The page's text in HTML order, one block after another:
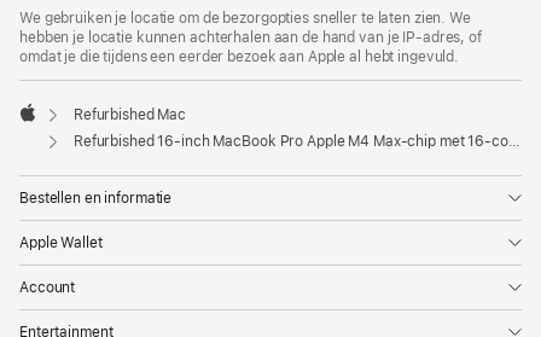
We gebruiken je locatie om de bezorgopties sneller te laten zien. We
hebben je locatie kunnen achterhalen aan de hand van je IP-adres, of
omdat je die tijdens een eerder bezoek aan Apple al hebt ingevuld.
Apple
Refurbished Mac
Refurbished 16‑inch MacBook Pro Apple M4 Max-chip met 16‑core CPU en 40‑core GPU, display met nanotextuur - Zilver
Bestellen en informatie
Apple Wallet
Account
Entertainment